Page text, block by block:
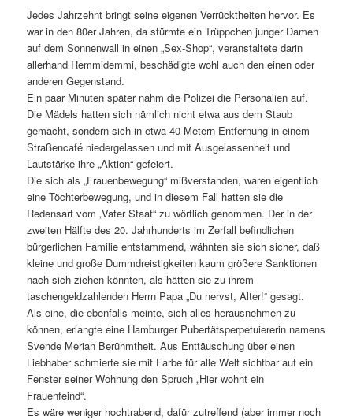
Jedes Jahrzehnt bringt seine eigenen Verrücktheiten hervor. Es
war in den 80er Jahren, da stürmte ein Trüppchen junger Damen
auf dem Sonnenwall in einen „Sex-Shop“, veranstaltete darin
allerhand Remmidemmi, beschädigte wohl auch den einen oder
anderen Gegenstand.
Ein paar Minuten später nahm die Polizei die Personalien auf.
Die Mädels hatten sich nämlich nicht etwa aus dem Staub
gemacht, sondern sich in etwa 40 Metern Entfernung in einem
Straßencafé niedergelassen und mit Ausgelassenheit und
Lautstärke ihre „Aktion“ gefeiert.
Die sich als „Frauenbewegung“ mißverstanden, waren eigentlich
eine Töchterbewegung, und in diesem Fall hatten sie die
Redensart vom „Vater Staat“ zu wörtlich genommen. Der in der
zweiten Hälfte des 20. Jahrhunderts im Zerfall befindlichen
bürgerlichen Familie entstammend, wähnten sie sich sicher, daß
kleine und große Dummdreistigkeiten kaum größere Sanktionen
nach sich ziehen könnten, als hätten sie zu ihrem
taschengeldzahlenden Herrn Papa „Du nervst, Alter!“ gesagt.
Als eine, die ebenfalls meinte, sich alles herausnehmen zu
können, erlangte eine Hamburger Pubertätsperpetuiererin namens
Svende Merian Berühmtheit. Aus Enttäuschung über einen
Liebhaber schmierte sie mit Farbe für alle Welt sichtbar auf ein
Fenster seiner Wohnung den Spruch „Hier wohnt ein
Frauenfeind“.
Es wäre weniger hochtrabend, dafür zutreffend (aber immer noch